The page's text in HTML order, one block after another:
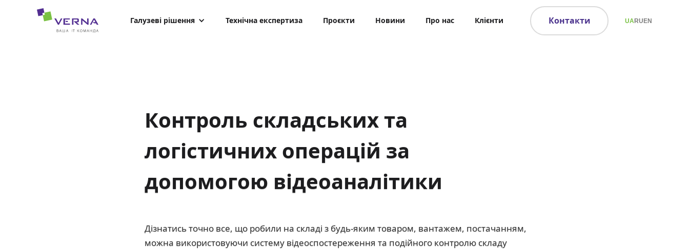
Галузеві рішення Технічна експертиза Проєкти Новини Про нас Клієнти Контакти UARUEN
Контроль складських та
логістичних операцій за
допомогою відеоаналітики
Дізнатись точно все, що робили на складі з будь-яким товаром, вантажем, постачанням,
можна використовуючи систему відеоспостереження та подійного контролю складу